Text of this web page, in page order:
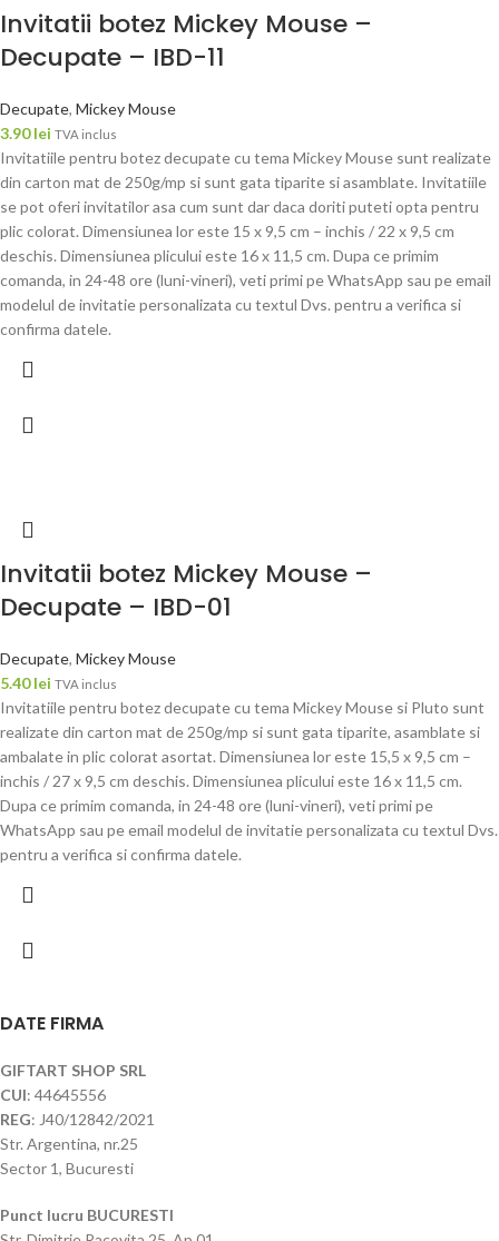
Invitatii botez Mickey Mouse –
Decupate – IBD-11
Decupate, Mickey Mouse
3.90lei TVA inclus
Invitatiile pentru botez decupate cu tema Mickey Mouse sunt realizate
din carton mat de 250g/mp si sunt gata tiparite si asamblate. Invitatiile
se pot oferi invitatilor asa cum sunt dar daca doriti puteti opta pentru
plic colorat. Dimensiunea lor este 15 x 9,5 cm – inchis / 22 x 9,5 cm
deschis. Dimensiunea plicului este 16 x 11,5 cm. Dupa ce primim
comanda, in 24-48 ore (luni-vineri), veti primi pe WhatsApp sau pe email
modelul de invitatie personalizata cu textul Dvs. pentru a verifica si
confirma datele.
Invitatii botez Mickey Mouse –
Decupate – IBD-01
Decupate, Mickey Mouse
5.40lei TVA inclus
Invitatiile pentru botez decupate cu tema Mickey Mouse si Pluto sunt
realizate din carton mat de 250g/mp si sunt gata tiparite, asamblate si
ambalate in plic colorat asortat. Dimensiunea lor este 15,5 x 9,5 cm –
inchis / 27 x 9,5 cm deschis. Dimensiunea plicului este 16 x 11,5 cm.
Dupa ce primim comanda, in 24-48 ore (luni-vineri), veti primi pe
WhatsApp sau pe email modelul de invitatie personalizata cu textul Dvs.
pentru a verifica si confirma datele.
DATE FIRMA
GIFTART SHOP SRL
CUI: 44645556
REG: J40/12842/2021
Str. Argentina, nr.25
Sector 1, Bucuresti
Punct lucru BUCURESTI